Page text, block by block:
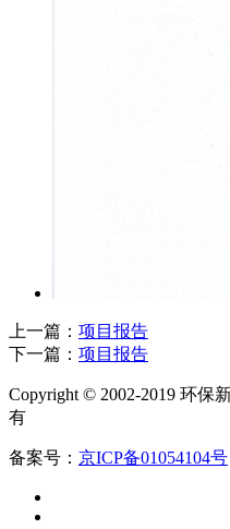
上一篇： 项目报告
下一篇： 项目报告
Copyright © 2002-2019 环保
有
备案号： 京ICP备01054104号